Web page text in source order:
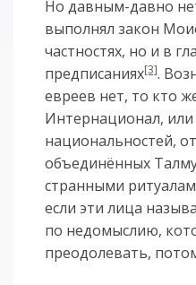
Но давным-давно
выполнял закон
частностях, но и в
предписаниях[3].
евреев нет, то кто
Интернационал,
национальностей,
объединённых
странными
если эти лица
по недомыслию,
преодолевать,